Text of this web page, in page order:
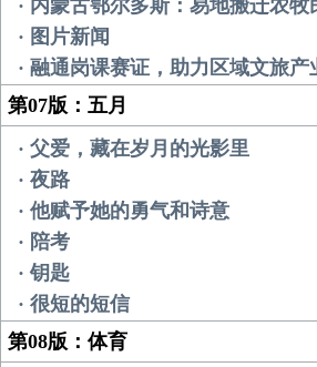
· 内蒙古鄂尔多斯：易地搬迁农牧
· 图片新闻
· 融通岗课赛证，助力区域文旅产
第07版：五月
· 父爱，藏在岁月的光影里
· 夜路
· 他赋予她的勇气和诗意
· 陪考
· 钥匙
· 很短的短信
第08版：体育